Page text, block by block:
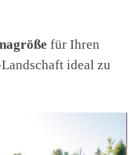
für Ihren
ideal zu